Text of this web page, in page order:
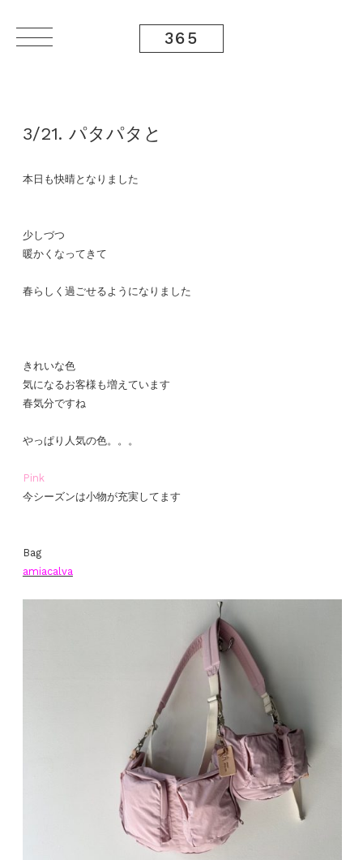
365
3/21. パタパタと
本日も快晴となりました
少しづつ
暖かくなってきて
春らしく過ごせるようになりました
きれいな色
気になるお客様も増えています
春気分ですね
やっぱり人気の色。。。
Pink
今シーズンは小物が充実してます
Bag
amiacalva